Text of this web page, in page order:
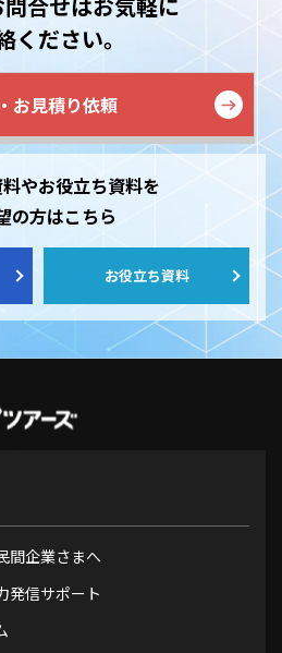
ください。
お見積り依頼
やお役立ち資料を
の方はこちら
お役立ち資料
間企業さまへ
発信サポート